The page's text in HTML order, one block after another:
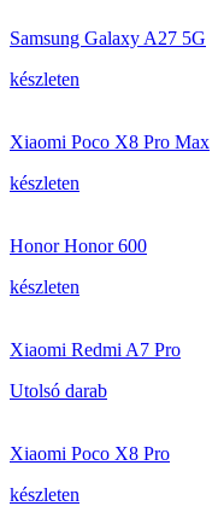
Samsung Galaxy A27 5G
készleten
Xiaomi Poco X8 Pro Max
készleten
Honor Honor 600
készleten
Xiaomi Redmi A7 Pro
Utolsó darab
Xiaomi Poco X8 Pro
készleten